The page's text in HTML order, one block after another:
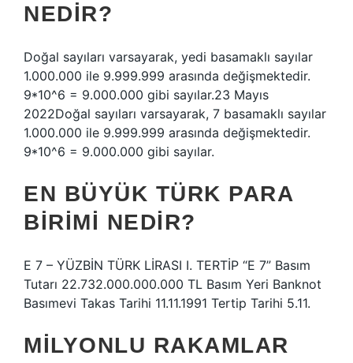
NEDIR?
Doğal sayıları varsayarak, yedi basamaklı sayılar
1.000.000 ile 9.999.999 arasında değişmektedir.
9*10^6 = 9.000.000 gibi sayılar.23 Mayıs
2022Doğal sayıları varsayarak, 7 basamaklı sayılar
1.000.000 ile 9.999.999 arasında değişmektedir.
9*10^6 = 9.000.000 gibi sayılar.
EN BÜYÜK TÜRK PARA
BIRIMI NEDIR?
E 7 – YÜZBİN TÜRK LİRASI I. TERTİP “E 7” Basım
Tutarı 22.732.000.000.000 TL Basım Yeri Banknot
Basımevi Takas Tarihi 11.11.1991 Tertip Tarihi 5.11.
MILYONLU RAKAMLAR